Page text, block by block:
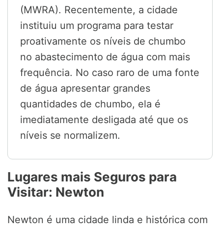
(MWRA). Recentemente, a cidade
instituiu um programa para testar
proativamente os níveis de chumbo
no abastecimento de água com mais
frequência. No caso raro de uma fonte
de água apresentar grandes
quantidades de chumbo, ela é
imediatamente desligada até que os
níveis se normalizem.
Lugares mais Seguros para
Visitar: Newton
Newton é uma cidade linda e histórica com